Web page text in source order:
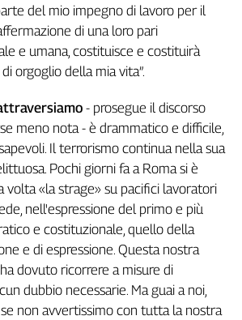
del mio impegno di lavoro per il
di una loro pari
e umana, costituisce e costituirà
orgoglio della mia vita”.
- prosegue il discorso
meno nota - è drammatico e difficile,
Il terrorismo continua nella sua
Pochi giorni fa a Roma si è
volta «la strage» su pacifici lavoratori
nell'espressione del primo e più
e costituzionale, quello della
e di espressione. Questa nostra
dovuto ricorrere a misure di
dubbio necessarie. Ma guai a noi,
non avvertissimo con tutta la nostra